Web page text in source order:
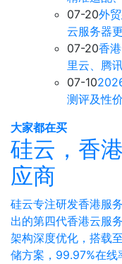
07-20外
云服务器
07-20香
里云、腾
07-10
测评及性
大家都在买
硅云，香
应商
硅云专注研发香港服
出的第四代香港云服
架构深度优化，搭载
储方案，99.97%在